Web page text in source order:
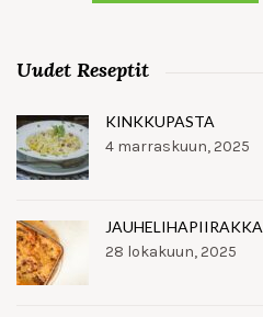
Uudet Reseptit
KINKKUPASTA
4 marraskuun, 2025
JAUHELIHAPIIRAKKA
28 lokakuun, 2025